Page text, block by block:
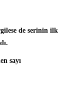
de serinin ilk
sayı